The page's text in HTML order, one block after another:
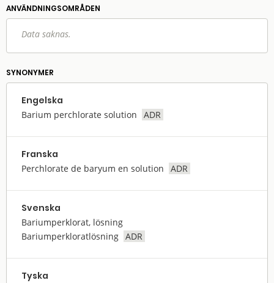
ANVÄNDNINGS­OMRÅDEN
Data saknas.
SYNONYMER
Engelska
Barium perchlorate solution ADR
Franska
Perchlorate de baryum en solution ADR
Svenska
Bariumperklorat, lösning
Bariumperkloratlösning ADR
Tyska